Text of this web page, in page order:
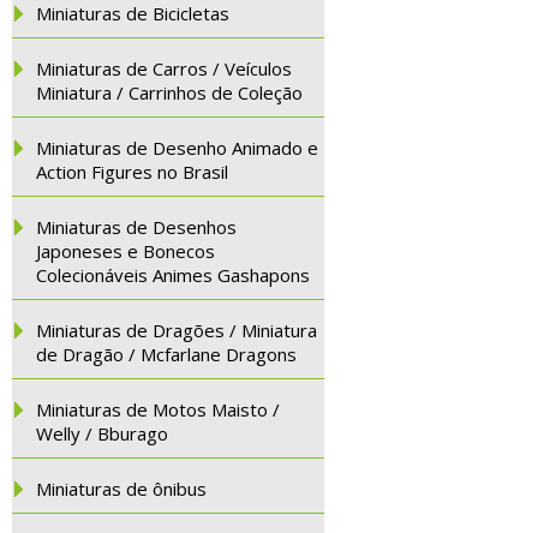
Miniaturas de Bicicletas
Miniaturas de Carros / Veículos
Miniatura / Carrinhos de Coleção
Miniaturas de Desenho Animado e
Action Figures no Brasil
Miniaturas de Desenhos
Japoneses e Bonecos
Colecionáveis Animes Gashapons
Miniaturas de Dragões / Miniatura
de Dragão / Mcfarlane Dragons
Miniaturas de Motos Maisto /
Welly / Bburago
Miniaturas de ônibus